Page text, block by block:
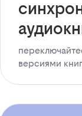
версиями